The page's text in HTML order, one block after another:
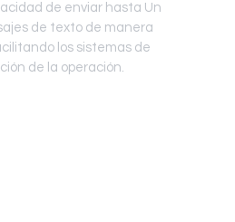
de enviar hasta Un
de texto de manera
los sistemas de
de la operación.